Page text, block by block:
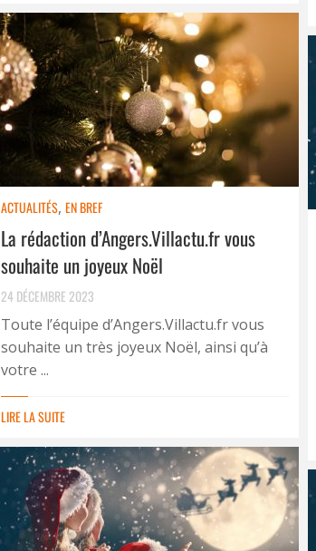
ACTUALITÉS, EN BREF
La rédaction d’Angers.Villactu.fr vous
souhaite un joyeux Noël
24 DÉCEMBRE 2023
Toute l’équipe d’Angers.Villactu.fr vous
souhaite un très joyeux Noël, ainsi qu’à
votre ...
LIRE LA SUITE